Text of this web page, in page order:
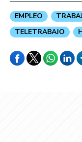
EMPLEO
TELETRABAJO